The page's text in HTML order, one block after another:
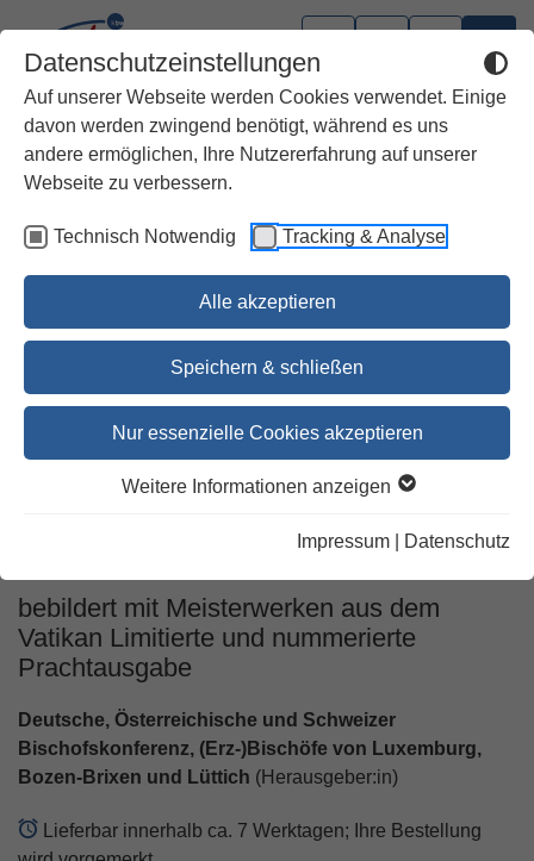
Datenschutzeinstellungen
Auf unserer Webseite werden Cookies verwendet. Einige
davon werden zwingend benötigt, während es uns
andere ermöglichen, Ihre Nutzererfahrung auf unserer
Webseite zu verbessern.
Technisch Notwendig Tracking & Analyse
Alle akzeptieren
Speichern & schließen
Nur essenzielle Cookies akzeptieren
Weitere Informationen anzeigen
Impressum Datenschutz
20 23 26 27
bebildert mit Meisterwerken aus dem
Vatikan Limitierte und nummerierte
Prachtausgabe
Deutsche, Österreichische und Schweizer
Bischofskonferenz, (Erz-)Bischöfe von Luxemburg,
Bozen-Brixen und Lüttich (Herausgeber:in)
Lieferbar innerhalb ca. 7 Werktagen; Ihre Bestellung